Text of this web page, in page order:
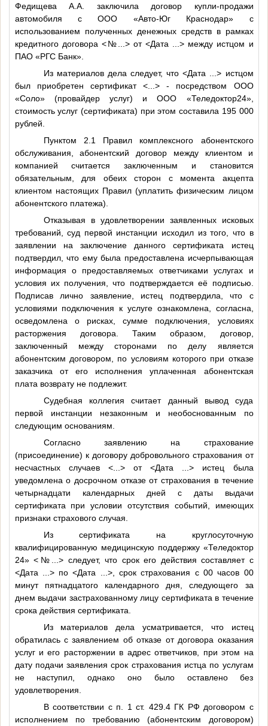
Федищева А.А. заключила договор купли-продажи
автомобиля с ООО «Авто-Юг Краснодар» с
использованием полученных денежных средств в рамках
кредитного договора <№...>от<Дата ...> между истцом и
ПАО «РГС Банк».
Из материалов дела следует, что<Дата ...> истцом
был приобретен сертификат <...> - посредством ООО
«Соло» (провайдер услуг) и ООО «Теледоктор24»,
стоимость услуг (сертификата) при этом составила 195 000
рублей.
Пунктом 2.1 Правил комплексного абонентского
обслуживания, абонентский договор между клиентом и
компанией считается заключенным и становится
обязательным, для обеих сторон с момента акцепта
клиентом настоящих Правил (уплатить физическим лицом
абонентского платежа).
Отказывая в удовлетворении заявленных исковых
требований, суд первой инстанции исходил из того, что в
заявлении на заключение данного сертификата истец
подтвердил, что ему была предоставлена исчерпывающая
информация о предоставляемых ответчиками услугах и
условия их получения, что подтверждается её подписью.
Подписав лично заявление, истец подтвердила, что с
условиями подключения к услуге ознакомлена, согласна,
осведомлена о рисках, сумме подключения, условиях
расторжения договора. Таким образом, договор,
заключенный между сторонами по делу является
абонентским договором, по условиям которого при отказе
заказчика от его исполнения уплаченная абонентская
плата возврату не подлежит.
Судебная коллегия считает данный вывод суда
первой инстанции незаконным и необоснованным по
следующим основаниям.
Согласно заявлению на страхование
(присоединение) к договору добровольного страхования от
несчастных случаев <...>от<Дата ...> истец была
уведомлена о досрочном отказе от страхования в течение
четырнадцати календарных дней с даты выдачи
сертификата при условии отсутствия событий, имеющих
признаки страхового случая.
Из сертификата на круглосуточную
квалифицированную медицинскую поддержку «Теледоктор
24» <№...> следует, что срок его действия составляет с
<Дата ...>по<Дата ...>, срок страхования с 00 часов 00
минут пятнадцатого календарного дня, следующего за
днем выдачи застрахованному лицу сертификата в течение
срока действия сертификата.
Из материалов дела усматривается, что истец
обратилась с заявлением об отказе от договора оказания
услуг и его расторжении в адрес ответчиков, при этом на
дату подачи заявления срок страхования истца по услугам
не наступил, однако оно было оставлено без
удовлетворения.
В соответствии с п. 1 ст. 429.4 ГК РФ договором с
исполнением по требованию (абонентским договором)